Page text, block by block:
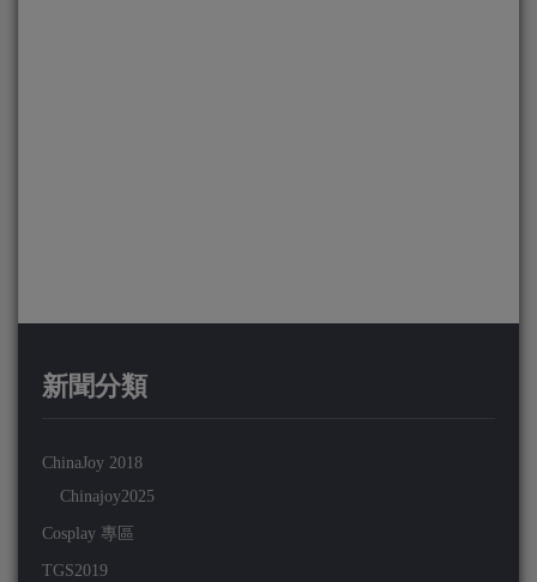
新聞分類
ChinaJoy 2018
Chinajoy2025
Cosplay 專區
TGS2019